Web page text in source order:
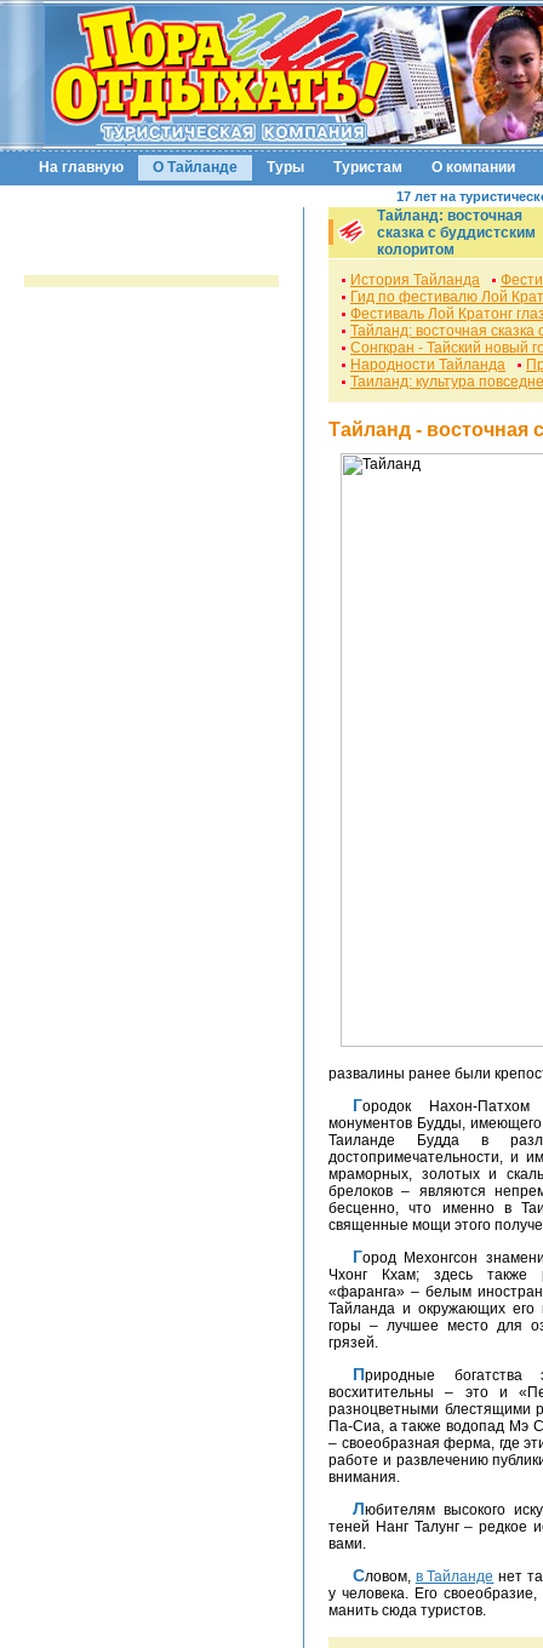
На главную О Тайланде Туры Туристам О компании
17 лет на
Тайланд: восточная
сказка с буддистским
колоритом
История Тайланда
Гид по фестивалю Лой
Фестиваль Лой Кратонг
Тайланд: восточная сказка
Сонгкран - Тайский новый
Народности Тайланда
Таиланд: культура
Тайланд - восточная
развалины ранее были
Городок Нахон-Патхом примечателен одним из самых огромных
монументов Будды,
Таиланде Будда в
достопримечательности, и
мраморных, золотых и
брелоков – являются
бесценно, что именно в
священные мощи этого
Город Мехонгсон знаменит загадочной настенной живописью храма Ват
Чхонг Кхам; здесь также
«фаранга» – белым
Тайланда и окружающих
горы – лучшее место для
грязей.
Природные богатства этой небольшой восточной страны также
восхитительны – это и
разноцветными блестящими
Па-Сиа, а также водопад Мэ
– своеобразная ферма, где
работе и развлечению
внимания.
Любителям высокого искусства непременно советуем заглянуть в театр
теней Нанг Талунг – редкое
вами.
Словом, в Тайланде нет
у человека. Его
манить сюда туристов.